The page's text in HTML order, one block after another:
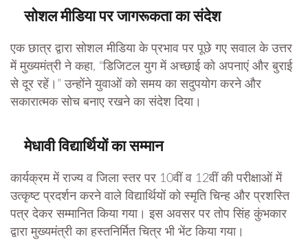
सोशल मीडिया पर जागरूकता का संदेश
एक छात्र द्वारा सोशल मीडिया के प्रभाव पर पूछे गए सवाल के उत्तर
में मुख्यमंत्री ने कहा, “डिजिटल युग में अच्छाई को अपनाएं और बुराई
से दूर रहें।” उन्होंने युवाओं को समय का सदुपयोग करने और
सकारात्मक सोच बनाए रखने का संदेश दिया।
मेधावी विद्यार्थियों का सम्मान
कार्यक्रम में राज्य व जिला स्तर पर 10वीं व 12वीं की परीक्षाओं में
उत्कृष्ट प्रदर्शन करने वाले विद्यार्थियों को स्मृति चिन्ह और प्रशस्ति
पत्र देकर सम्मानित किया गया। इस अवसर पर तोप सिंह कुंभकार
द्वारा मुख्यमंत्री का हस्तनिर्मित चित्र भी भेंट किया गया।